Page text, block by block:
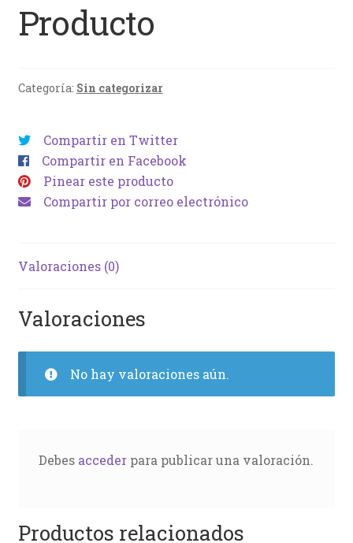
Producto
Categoría: Sin categorizar
Compartir en Twitter
Compartir en Facebook
Pinear este producto
Compartir por correo electrónico
Valoraciones (0)
Valoraciones
No hay valoraciones aún.
Debes accederpara publicar una valoración.
Productos relacionados